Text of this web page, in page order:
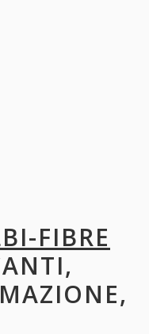
FIBRE